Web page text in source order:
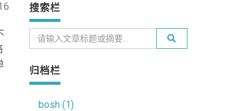
搜索栏
归档栏
bosh (1)